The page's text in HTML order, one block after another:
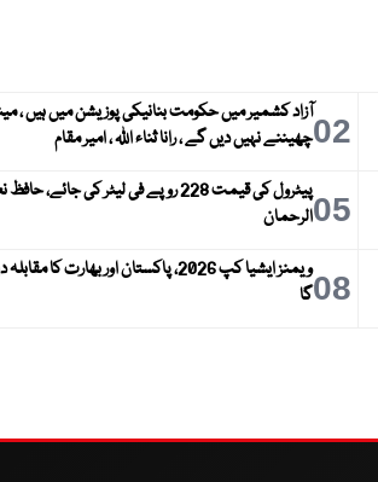
02آزاد کشمیر میں حکومت بنانیکی پوزیشن میں ہیں ،
چھیننے نہیں دیں گے ، رانا ثناء اللہ ، امیر مقام
05
پیٹرول کی قیمت 228 روپے فی لیٹر کی جائے،
الرحمان
08
ویمنز ایشیا کپ 2026، پاکستان اور بھارت کا
گا